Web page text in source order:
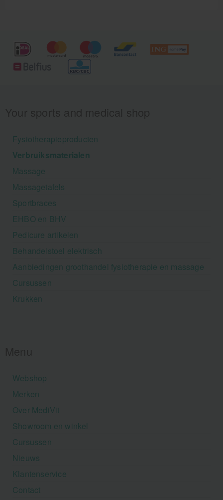
Fysiotherapieproducten
Verbruiksmaterialen
Massage
Massagetafels
Sportbraces
EHBO en BHV
Pedicure artikelen
Behandelstoel elektrisch
Aanbiedingen groothandel fysiotherapie en massage
Cursussen
Krukken
Webshop
Merken
Over MediVit
Showroom en winkel
Cursussen
Nieuws
Klantenservice
Contact